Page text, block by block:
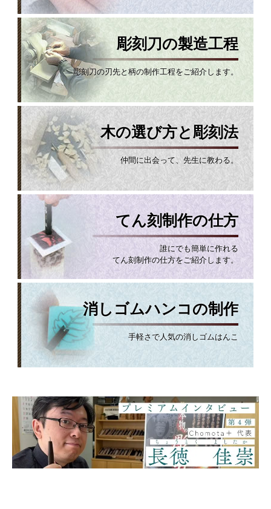
彫刻刀の製造工程
彫刻刀の刃先と柄の制作工程をご紹介します。
木の選び方と彫刻法
仲間に出会って、先生に教わる。
てん刻制作の仕方
誰にでも簡単に作れる
てん刻制作の仕方をご紹介します。
消しゴムハンコの制作
手軽さで人気の消しゴムはんこ